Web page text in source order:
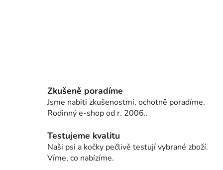
Zkušeně poradíme
Jsme nabiti zkušenostmi, ochotně poradíme.
Rodinný e-shop od r. 2006..
Testujeme kvalitu
Naši psi a kočky pečlivě testují vybrané zboží.
Víme, co nabízíme.